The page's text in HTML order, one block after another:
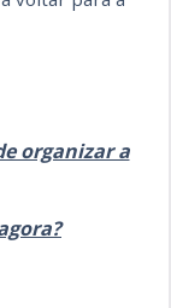
organizar a